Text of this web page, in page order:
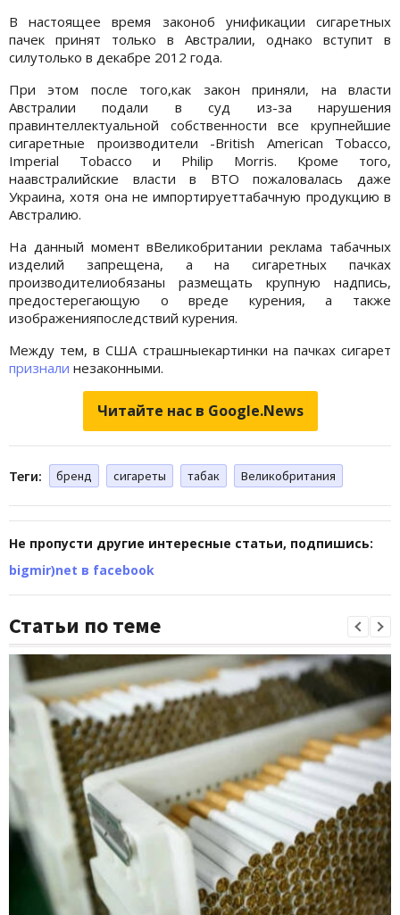
В настоящее время законоб унификации сигаретных
пачек принят только в Австралии, однако вступит в
силутолько в декабре 2012 года.
При этом после того,как закон приняли, на власти
Австралии подали в суд из-за нарушения
правинтеллектуальной собственности все крупнейшие
сигаретные производители -British American Tobacco,
Imperial Tobacco и Philip Morris. Кроме того,
наавстралийские власти в ВТО пожаловалась даже
Украина, хотя она не импортируеттабачную продукцию в
Австралию.
На данный момент вВеликобритании реклама табачных
изделий запрещена, а на сигаретных пачках
производителиобязаны размещать крупную надпись,
предостерегающую о вреде курения, а также
изображенияпоследствий курения.
Между тем, в США страшныекартинки на пачках сигарет
признали незаконными.
Читайте нас в Google.News
Теги: бренд сигареты табак Великобритания
Не пропусти другие интересные статьи, подпишись:
bigmir)net в facebook
Статьи по теме